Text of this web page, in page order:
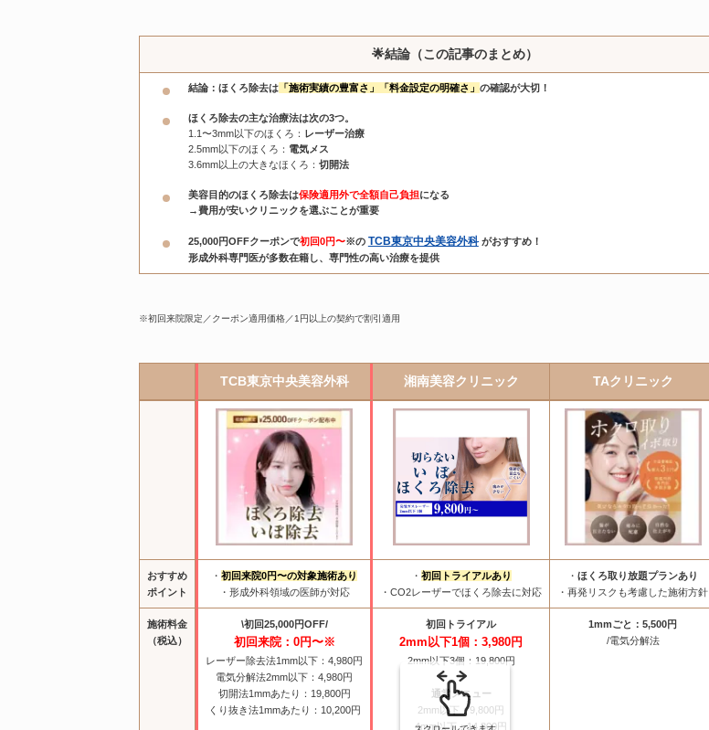
🌟結論（この記事のまとめ）
結論：ほくろ除去は「施術実績の豊富さ」「料金設定の明確さ」 の確認が大切！
ほくろ除去の主な治療法は次の3つ。
1.1〜3mm以下のほくろ： レーザー治療
2.5mm以下のほくろ： 電気メス
3.6mm以上の大きなほくろ： 切開法
美容目的のほくろ除去は保険適用外で全額自己負担になる
→費用が安いクリニックを選ぶことが重要
25,000円OFFクーポンで初回0円〜※の TCB東京中央美容外科がおすすめ！
形成外科専門医が多数在籍し、専門性の高い治療を提供
※初回来院限定／クーポン適用価格／1円以上の契約で割引適用
TCB東京中央美容外科 湘南美容クリニック TAクリニック
おすすめ
ポイント
・ 初回来院0円〜の対象施術あり
・形成外科領域の医師が対応
・ 初回トライアルあり
・CO2レーザーでほくろ除去に対応
・ ほくろ取り放題プランあり
・再発リスクも考慮した施術方針
施術料金
（税込）
\初回25,000円OFF/
初回来院：0円〜※
レーザー除去法1mm以下：4,980円
電気分解法2mm以下：4,980円
切開法1mmあたり：19,800円
くり抜き法1mmあたり：10,200円
初回トライアル
2mm以下1個：3,980円
2mm以下3個：19,800円
通常メニュー
2mm以下：9,800円
4mm以下：14,800円
1mmごと：5,500円
/電気分解法